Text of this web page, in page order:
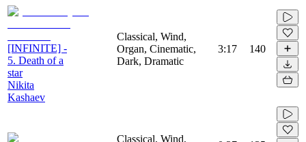
[INFINITE] -
5. Death of a
star
Nikita
Kashaev
Classical, Wind,
Organ, Cinematic,
Dark, Dramatic
3:17 140
Classical, Wind,